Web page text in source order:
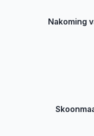
Nakoming